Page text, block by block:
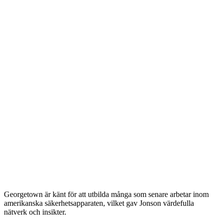
Georgetown är känt för att utbilda många som senare arbetar inom
amerikanska säkerhetsapparaten, vilket gav Jonson värdefulla
nätverk och insikter.